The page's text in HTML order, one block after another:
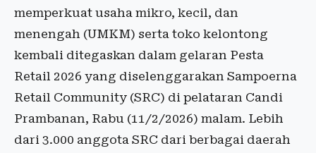
memperkuat usaha mikro, kecil, dan
menengah (UMKM) serta toko kelontong
kembali ditegaskan dalam gelaran Pesta
Retail 2026 yang diselenggarakan Sampoerna
Retail Community (SRC) di pelataran Candi
Prambanan, Rabu (11/2/2026) malam. Lebih
dari 3.000 anggota SRC dari berbagai daerah